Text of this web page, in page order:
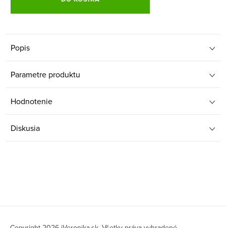
Popis
Parametre produktu
Hodnotenie
Diskusia